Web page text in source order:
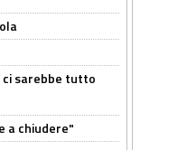
ci sarebbe tutto
a chiudere"